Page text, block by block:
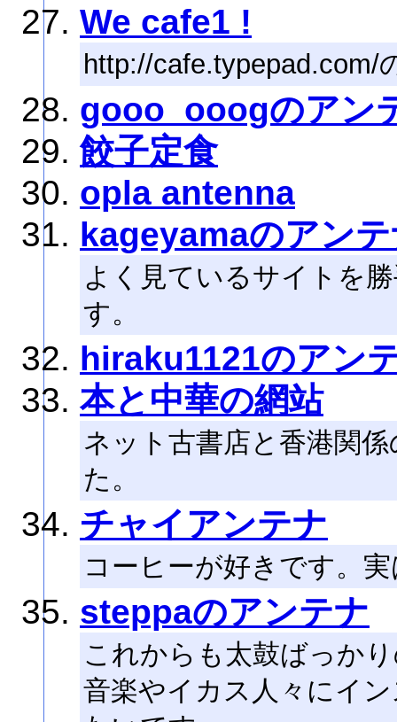
We cafe1 !
http://cafe.typepad.com/
gooo_ooogのアン
餃子定食
opla antenna
kageyamaのアン
よく見ているサイトを
す。
hiraku1121のアン
本と中華の網站
ネット古書店と香港関
た。
チャイアンテナ
コーヒーが好きです。
steppaのアンテナ
これからも太鼓ばっか
音楽やイカス人々にイ